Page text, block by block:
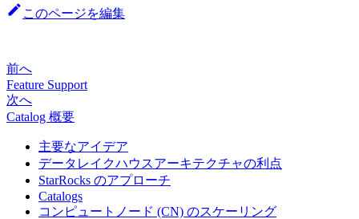
このページを編集
前へ
Feature Support
次へ
Catalog 概要
主要なアイデア
データレイクハウスアーキテクチャの利点
StarRocks のアプローチ
Catalogs
コンピュートノード (CN) のスケーリング